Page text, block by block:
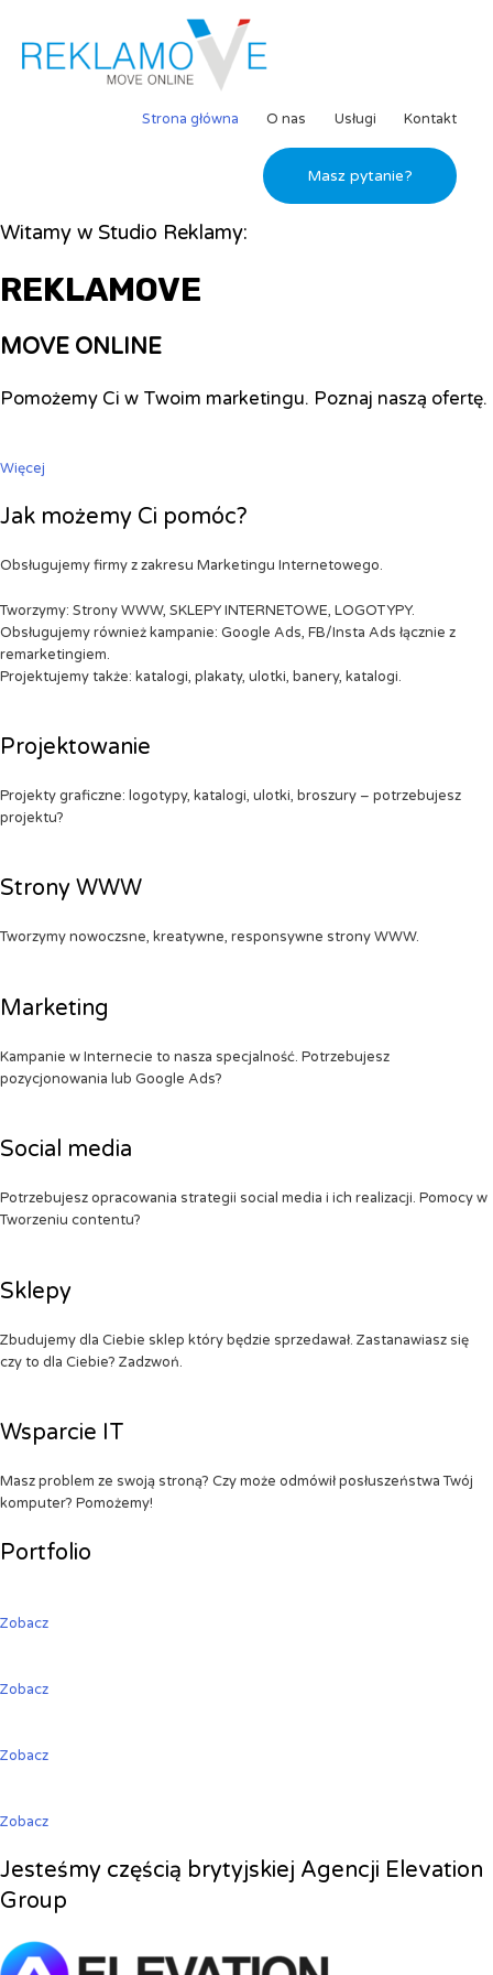
Strona główna O nas Usługi Kontakt
Masz pytanie?
Witamy w Studio Reklamy:
REKLAMOVE
MOVE ONLINE
Pomożemy Ci w Twoim marketingu. Poznaj naszą ofertę.
Więcej
Jak możemy Ci pomóc?
Obsługujemy firmy z zakresu Marketingu Internetowego.
Tworzymy: Strony WWW, SKLEPY INTERNETOWE, LOGOTYPY.
Obsługujemy również kampanie: Google Ads, FB/Insta Ads łącznie z
remarketingiem.
Projektujemy także: katalogi, plakaty, ulotki, banery, katalogi.
Projektowanie
Projekty graficzne: logotypy, katalogi, ulotki, broszury – potrzebujesz
projektu?
Strony WWW
Tworzymy nowoczsne, kreatywne, responsywne strony WWW.
Marketing
Kampanie w Internecie to nasza specjalność. Potrzebujesz
pozycjonowania lub Google Ads?
Social media
Potrzebujesz opracowania strategii social media i ich realizacji. Pomocy w
Tworzeniu contentu?
Sklepy
Zbudujemy dla Ciebie sklep który będzie sprzedawał. Zastanawiasz się
czy to dla Ciebie? Zadzwoń.
Wsparcie IT
Masz problem ze swoją stroną? Czy może odmówił posłuszeństwa Twój
komputer? Pomożemy!
Portfolio
Zobacz
Zobacz
Zobacz
Zobacz
Jesteśmy częścią brytyjskiej Agencji Elevation
Group